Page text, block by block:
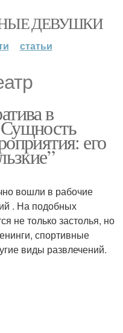
ДЕВУШКИ
статьи
в
его
вошли в рабочие
. На подобных
не только застолья, но
спортивные
виды развлечений.